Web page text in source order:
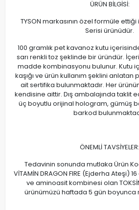
ÜRÜN BİLGİSİ:
TYSON markasının özel formüle
Serisi ürünüdür.
100 gramlık pet kavanoz kutu
sarı renkli toz şeklinde bir üründür.
madde kombinasyonu bulunur. Kutu
kaşığı ve ürün kullanım şeklini
ait sertifika bulunmaktadır. Her
kendisine aittir. Dış ambalajında taklit
üç boyutlu orijinal hologram, gümüş
barkod
ÖNEMLİ TAVSİYELER:
Tedavinin sonunda mutlaka Ürün
VİTAMİN DRAGON FIRE (Ejderha Ateşi)
ve aminoasit kombinesi olan TOKSİN
ürünümüzü haftada 5 gün boyunca